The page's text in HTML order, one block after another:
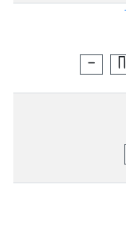
- П